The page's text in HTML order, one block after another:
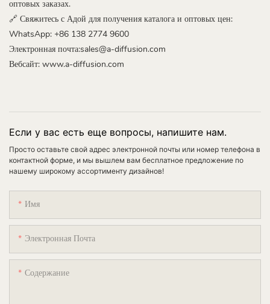
оптовых заказах.
🔗 Свяжитесь с Адой для получения каталога и оптовых цен:
WhatsApp: +86 138 2774 9600
Электронная почта:sales@a-diffusion.com
Вебсайт: www.a-diffusion.com
Если у вас есть еще вопросы, напишите нам.
Просто оставьте свой адрес электронной почты или номер телефона в
контактной форме, и мы вышлем вам бесплатное предложение по
нашему широкому ассортименту дизайнов!
Имя
Электронная Почта
Содержание